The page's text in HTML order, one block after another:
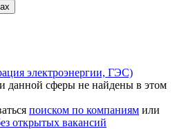
электроэнергии, ГЭС)
данной сферы не найдены в этом
поиском по компаниям или
открытых вакансий